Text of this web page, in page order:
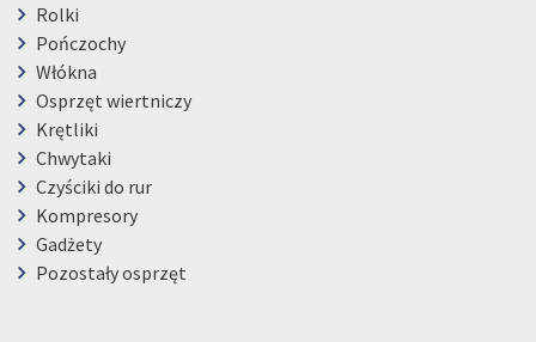
Rolki
Pończochy
Włókna
Osprzęt wiertniczy
Krętliki
Chwytaki
Czyściki do rur
Kompresory
Gadżety
Pozostały osprzęt